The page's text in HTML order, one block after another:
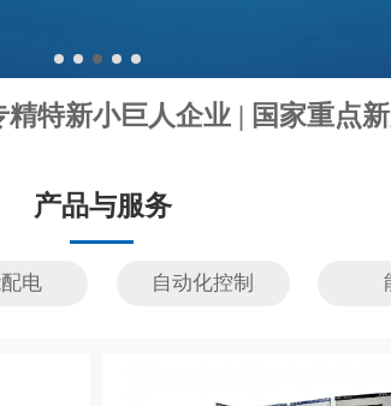
特新小巨人企业 | 国家重点
产品与服务
电 自动化控制